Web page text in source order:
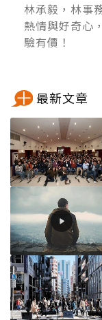
林承毅，林事
熱情與好奇心
驗有價！
最新文章